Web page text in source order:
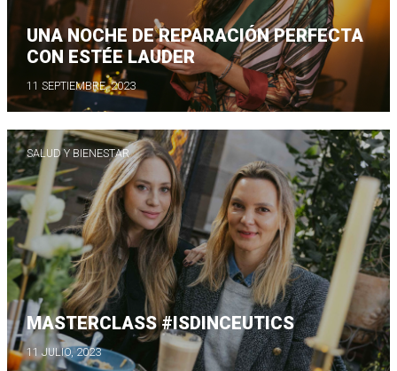
UNA NOCHE DE REPARACIÓN PERFECTA
CON ESTÉE LAUDER
11 SEPTIEMBRE, 2023
SALUD Y BIENESTAR
MASTERCLASS #ISDINCEUTICS
11 JULIO, 2023